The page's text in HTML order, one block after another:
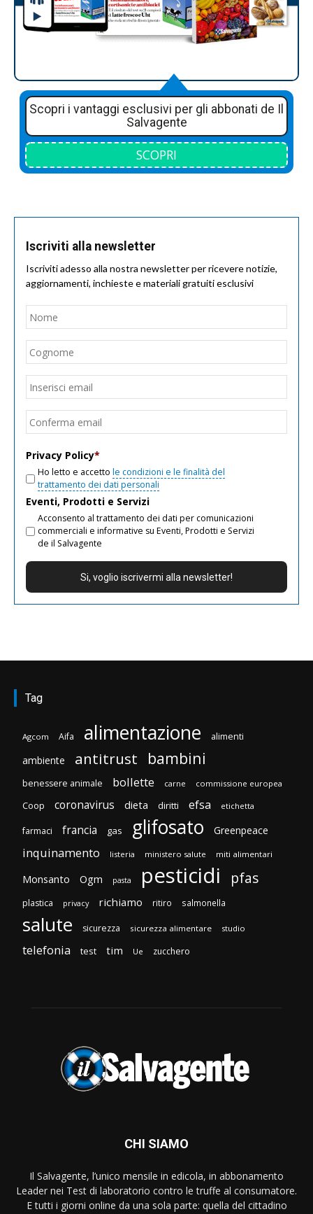
Scopri i vantaggi esclusivi per gli abbonati de Il
Salvagente
SCOPRI
Iscriviti alla newsletter
Iscriviti adesso alla nostra newsletter per ricevere notizie,
aggiornamenti, inchieste e materiali gratuiti esclusivi
Nome
Email
Privacy Policy*
Ho letto e accetto le condizioni e le finalità del
trattamento dei dati personali
Eventi, Prodotti e Servizi
Acconsento al trattamento dei dati per comunicazioni
commerciali e informative su Eventi, Prodotti e Servizi
de il Salvagente
Tag
Agcom Aifa alimentazione alimenti
ambiente antitrust bambini
benessere animale bollette carne commissione europea
Coop coronavirus dieta diritti efsa etichetta
farmaci francia gas glifosato Greenpeace
inquinamento listeria ministero salute miti alimentari
Monsanto Ogm pasta pesticidi pfas
plastica privacy richiamo ritiro salmonella
salute sicurezza sicurezza alimentare studio
telefonia test tim Ue zucchero
CHI SIAMO
Il Salvagente, l’unico mensile in edicola, in abbonamento
Leader nei Test di laboratorio contro le truffe al consumatore.
E tutti i giorni online da una sola parte: quella del cittadino